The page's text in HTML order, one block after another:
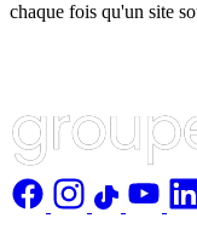
chaque fois qu'un site